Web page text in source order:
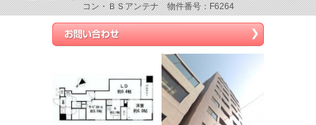
コン・ＢＳアンテナ 物件番号：F6264